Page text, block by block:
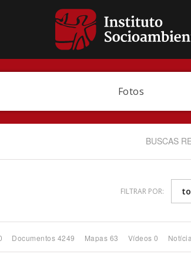
Fotos
BUSCAS
FILTRAR POR:
Documentos 4249 Mapas 63 Vídeos 0